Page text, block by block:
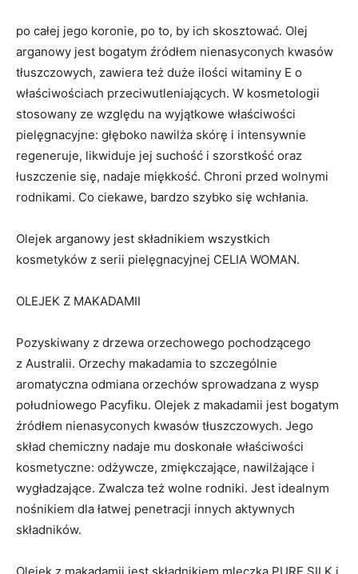
po całej jego koronie, po to, by ich skosztować. Olej
arganowy jest bogatym źródłem nienasyconych kwasów
tłuszczowych, zawiera też duże ilości witaminy E o
właściwościach przeciwutleniających. W kosmetologii
stosowany ze względu na wyjątkowe właściwości
pielęgnacyjne: głęboko nawilża skórę i intensywnie
regeneruje, likwiduje jej suchość i szorstkość oraz
łuszczenie się, nadaje miękkość. Chroni przed wolnymi
rodnikami. Co ciekawe, bardzo szybko się wchłania.
Olejek arganowy jest składnikiem wszystkich
kosmetyków z serii pielęgnacyjnej CELIA WOMAN.
OLEJEK Z MAKADAMII
Pozyskiwany z drzewa orzechowego pochodzącego
z Australii. Orzechy makadamia to szczególnie
aromatyczna odmiana orzechów sprowadzana z wysp
południowego Pacyfiku. Olejek z makadamii jest bogatym
źródłem nienasyconych kwasów tłuszczowych. Jego
skład chemiczny nadaje mu doskonałe właściwości
kosmetyczne: odżywcze, zmiękczające, nawilżające i
wygładzające. Zwalcza też wolne rodniki. Jest idealnym
nośnikiem dla łatwej penetracji innych aktywnych
składników.